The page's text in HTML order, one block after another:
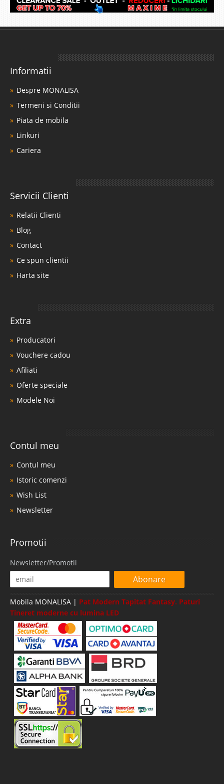
Informatii
Despre MONALISA
Termeni si Conditii
Piata de mobila
Linkuri
Cariera
Servicii Clienti
Relatii Clienti
Blog
Contact
Ce spun clientii
Harta site
Extra
Producatori
Vouchere cadou
Afiliati
Oferte speciale
Modele Noi
Contul meu
Contul meu
Istoric comenzi
Wish List
Newsletter
Promotii
Newsletter/Promotii
Abonare
Mobila MONALISA | Pat Modern Tapitat Fantasy. Paturi
Tineret moderne cu lumina LED